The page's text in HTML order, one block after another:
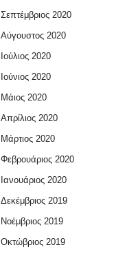
Σεπτέμβριος 2020
Αύγουστος 2020
Ιούλιος 2020
Ιούνιος 2020
Μάιος 2020
Απρίλιος 2020
Μάρτιος 2020
Φεβρουάριος 2020
Ιανουάριος 2020
Δεκέμβριος 2019
Νοέμβριος 2019
Οκτώβριος 2019